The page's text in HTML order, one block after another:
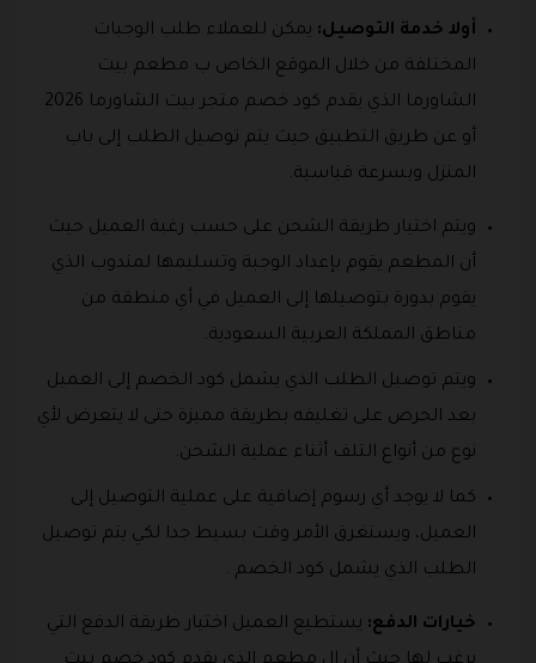
أولا خدمة التوصيل: يمكن للعملاء طلب الوجبات
المختلفة من خلال الموقع الخاص ب مطعم بيت
الشاورما الذي يقدم كود خصم متجر بيت الشاورما 2026
أو عن طريق التطبيق حيث يتم توصيل الطلب إلى باب
المنزل وبسرعة قياسية.
ويتم اختيار طريقة الشحن على حسب رغبة العميل حيث
أن المطعم يقوم بإعداد الوجبة وتسليمها لمندوب الذي
يقوم بدورة بتوصيلها إلى العميل في أي منطقة من
مناطق المملكة العربية السعودية.
ويتم توصيل الطلب الذي يشمل كود الخصم إلى العميل
بعد الحرص على تغليفه بطريقة مميزة حتى لا يتعرض لأي
نوع من أنواع التلف أثناء عملية الشحن.
كما لا يوجد أي رسوم إضافية على عملية التوصيل إلى
العميل، ويستغرق الأمر وقت بسيط جدا لكي يتم توصيل
الطلب الذي يشمل كود الخصم .
خيارات الدفع: يستطيع العميل اختيار طريقة الدفع التي